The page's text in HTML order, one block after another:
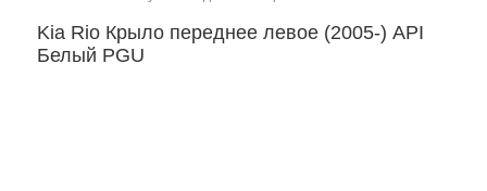
Kia Rio Крыло переднее левое (2005-) API
Белый PGU